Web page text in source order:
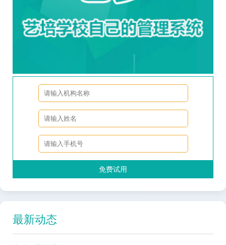
免费试用
最新动态